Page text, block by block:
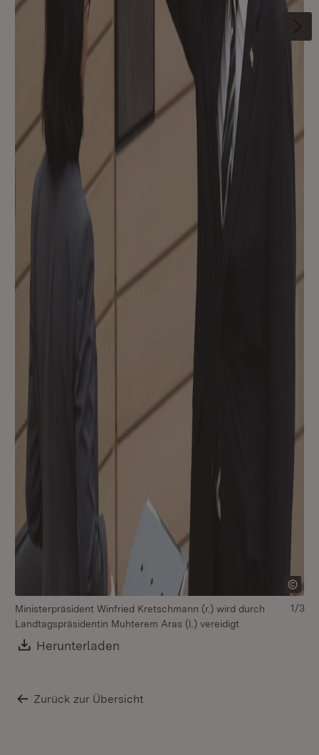
Ministerpräsident Winfried Kretschmann (r.) wird durch
Landtagspräsidentin Muhterem Aras (l.) vereidigt
Download:
Herunterladen
1/3
Zurück zur Übersicht